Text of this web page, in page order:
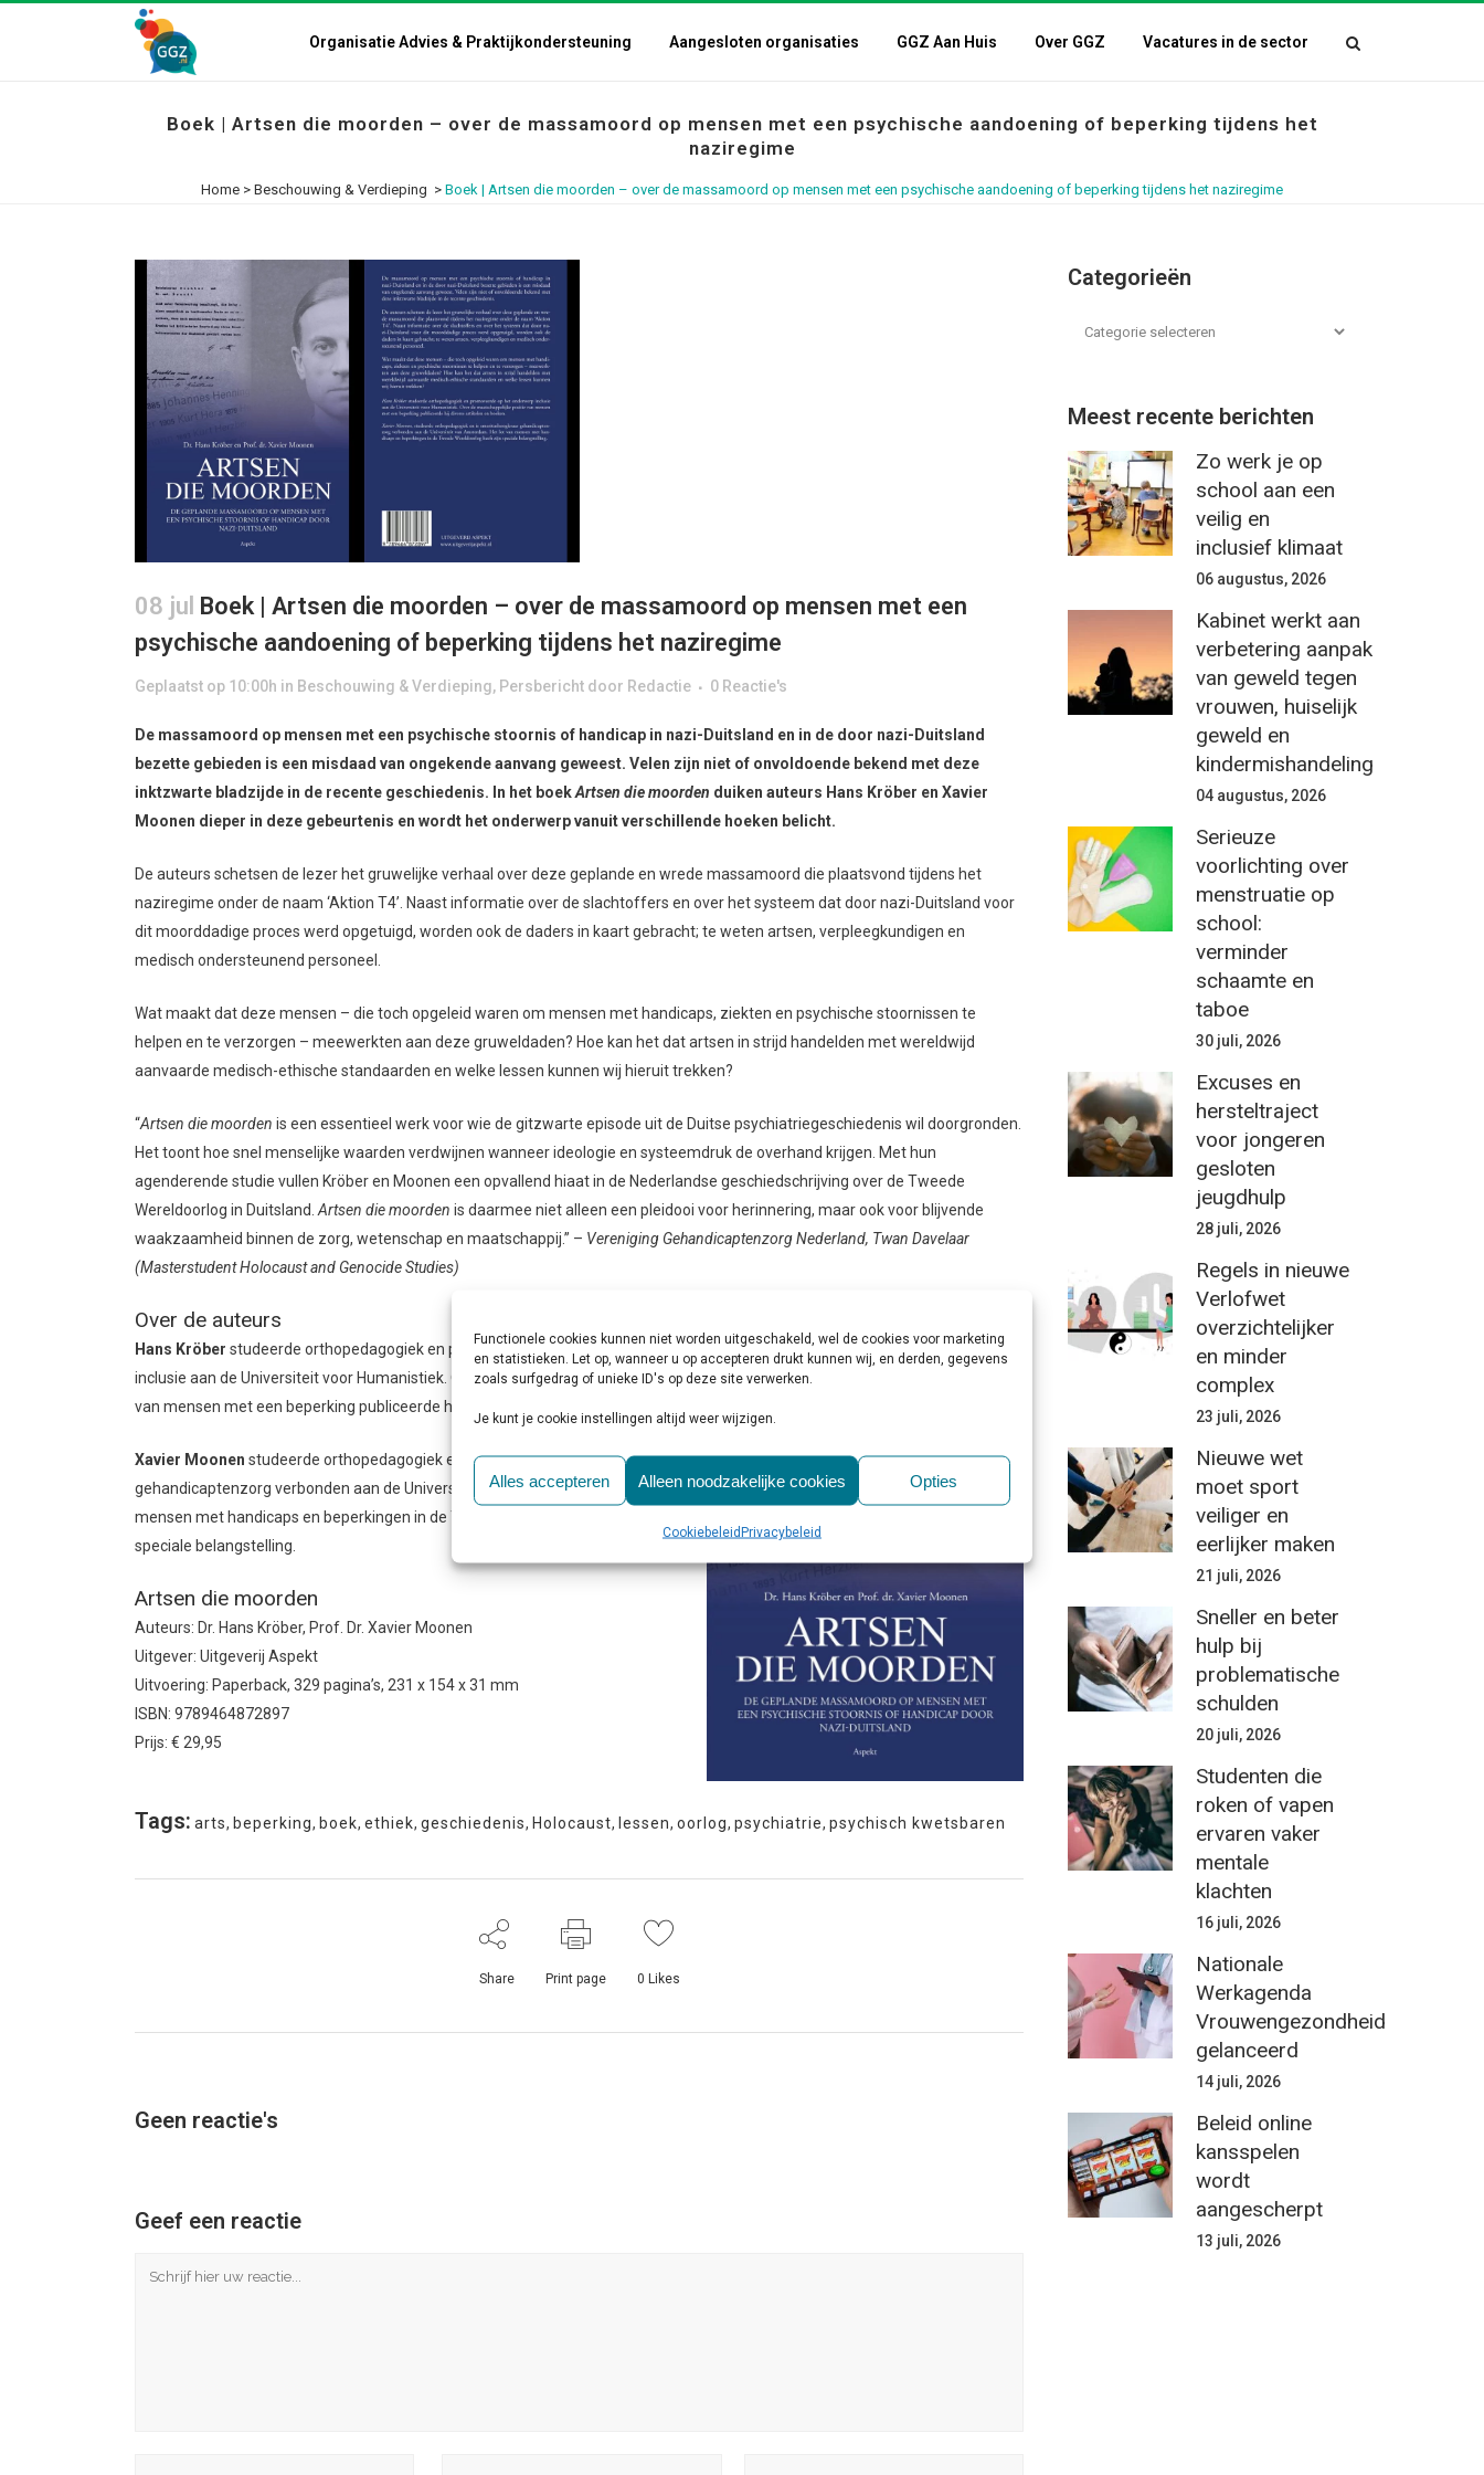
Functionele cookies kunnen niet worden uitgeschakeld, wel de cookies voor marketing
en statistieken. Let op, wanneer u op accepteren drukt kunnen wij, en derden, gegevens
zoals surfgedrag of unieke ID's op deze site verwerken.
Je kunt je cookie instellingen altijd weer wijzigen.
Alles accepteren Alleen noodzakelijke cookies Opties
CookiebeleidPrivacybeleid
Organisatie Advies & Praktijkondersteuning Aangesloten organisaties GGZ Aan Huis Over GGZ Vacatures in de sector
Boek | Artsen die moorden – over de massamoord op mensen met een psychische aandoening of beperking tijdens het
naziregime
Home > Beschouwing & Verdieping > Boek | Artsen die moorden – over de massamoord op mensen met een psychische aandoening of beperking tijdens het naziregime
08 jul Boek | Artsen die moorden – over de massamoord op mensen met een
psychische aandoening of beperking tijdens het naziregime
Geplaatst op 10:00h in Beschouwing & Verdieping, Persbericht door Redactie 0 Reactie's
De massamoord op mensen met een psychische stoornis of handicap in nazi-Duitsland en in de door nazi-Duitsland
bezette gebieden is een misdaad van ongekende aanvang geweest. Velen zijn niet of onvoldoende bekend met deze
inktzwarte bladzijde in de recente geschiedenis. In het boekArtsen die moorden duiken auteurs Hans Kröber en Xavier
Moonen dieper in deze gebeurtenis en wordt het onderwerp vanuit verschillende hoeken belicht.
De auteurs schetsen de lezer het gruwelijke verhaal over deze geplande en wrede massamoord die plaatsvond tijdens het
naziregime onder de naam ‘Aktion T4’. Naast informatie over de slachtoffers en over het systeem dat door nazi-Duitsland voor
dit moorddadige proces werd opgetuigd, worden ook de daders in kaart gebracht; te weten artsen, verpleegkundigen en
medisch ondersteunend personeel.
Wat maakt dat deze mensen – die toch opgeleid waren om mensen met handicaps, ziekten en psychische stoornissen te
helpen en te verzorgen – meewerkten aan deze gruweldaden? Hoe kan het dat artsen in strijd handelden met wereldwijd
aanvaarde medisch-ethische standaarden en welke lessen kunnen wij hieruit trekken?
“Artsen die moorden is een essentieel werk voor wie de gitzwarte episode uit de Duitse psychiatriegeschiedenis wil doorgronden.
Het toont hoe snel menselijke waarden verdwijnen wanneer ideologie en systeemdruk de overhand krijgen. Met hun
agenderende studie vullen Kröber en Moonen een opvallend hiaat in de Nederlandse geschiedschrijving over de Tweede
Wereldoorlog in Duitsland.Artsen die moorden is daarmee niet alleen een pleidooi voor herinnering, maar ook voor blijvende
waakzaamheid binnen de zorg, wetenschap en maatschappij.” – Vereniging Gehandicaptenzorg Nederland, Twan Davelaar
(Masterstudent Holocaust and Genocide Studies)
Over de auteurs
Hans Kröber studeerde orthopedagogiek en promoveerde op het onderwerp
inclusie aan de Universiteit voor Humanistiek. Over de maatschappelijke positie
van mensen met een beperking publiceerde hij diverse artikelen en boeken.
Xavier Moonen studeerde orthopedagogiek en is emeritushoogleraar
gehandicaptenzorg verbonden aan de Universiteit van Amsterdam. Het lot van
mensen met handicaps en beperkingen in de Tweede Wereldoorlog heeft zijn
speciale belangstelling.
Artsen die moorden
Auteurs: Dr. Hans Kröber, Prof. Dr. Xavier Moonen
Uitgever: Uitgeverij Aspekt
Uitvoering: Paperback, 329 pagina’s, 231 x 154 x 31 mm
ISBN: 9789464872897
Prijs: € 29,95
Tags: arts, beperking, boek, ethiek, geschiedenis, Holocaust, lessen, oorlog, psychiatrie, psychisch kwetsbaren
Share Print page 0 Likes
Geen reactie's
Geef een reactie
Categorieën
Meest recente berichten
Zo werk je op
school aan een
veilig en
inclusief klimaat
06 augustus, 2026
Kabinet werkt aan
verbetering aanpak
van geweld tegen
vrouwen, huiselijk
geweld en
kindermishandeling
04 augustus, 2026
Serieuze
voorlichting over
menstruatie op
school:
verminder
schaamte en
taboe
30 juli, 2026
Excuses en
hersteltraject
voor jongeren
gesloten
jeugdhulp
28 juli, 2026
Regels in nieuwe
Verlofwet
overzichtelijker
en minder
complex
23 juli, 2026
Nieuwe wet
moet sport
veiliger en
eerlijker maken
21 juli, 2026
Sneller en beter
hulp bij
problematische
schulden
20 juli, 2026
Studenten die
roken of vapen
ervaren vaker
mentale
klachten
16 juli, 2026
Nationale
Werkagenda
Vrouwengezondheid
gelanceerd
14 juli, 2026
Beleid online
kansspelen
wordt
aangescherpt
13 juli, 2026